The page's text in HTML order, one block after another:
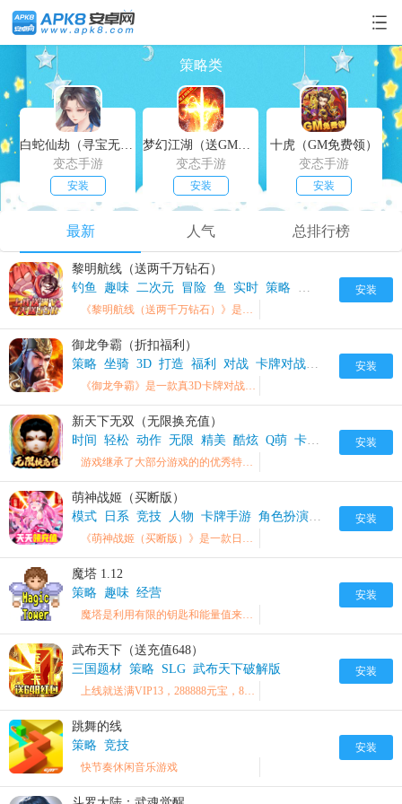
策略类
白蛇仙劫（寻宝无限真充）
变态手游
安装
梦幻江湖（送GM特权）
变态手游
安装
十虎（GM免费领）
变态手游
安装
最新 人气 总排行榜
安装
黎明航线（送两千万钻石）
钓鱼
趣味 二次元 冒险 鱼 实时 策略 收集 竞技
《黎明航线（送两千万钻石）》是一款二次元超自由航海冒险世界的卡牌手游
安装
御龙争霸（折扣福利）
策略 坐骑 3D 打造 福利 对战 卡牌对战 新颖 模式
《御龙争霸》是一款真3D卡牌对战手游，游戏以纯正三国题材为背景
安装
新天下无双（无限换充值）
时间
轻松 动作 无限 精美 酷炫 Q萌 卡牌游戏 策略
游戏继承了大部分游戏的的优秀特点，碎片化时间，轻松休闲，同时还放大了卡牌游戏培养的策略的特点。
安装
萌神战姬（买断版）
模式
日系 竞技 人物 卡牌手游 角色扮演 动漫 二次元
《萌神战姬（买断版）》是一款日系风格非常浓厚的萌娘角色扮演策略卡牌手游
安装
魔塔 1.12
策略 趣味 经营
魔塔是利用有限的钥匙和能量值来有效进行的高难度 RPG 游戏。
安装
武布天下（送充值648）
三国题材 策略 SLG 武布天下破解版
上线就送满VIP13，288888元宝，888888铜币
安装
跳舞的线
策略 竞技
快节奏休闲音乐游戏